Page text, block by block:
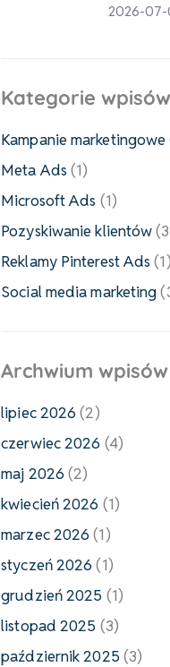
2026-
Kategorie wpisów
Kampanie marketingowe
Meta Ads(1)
Microsoft Ads (1)
Pozyskiwanie klientów
Reklamy Pinterest Ads(1)
Social media marketing
Archwium wpisów
lipiec 2026 (2)
czerwiec 2026 (4)
maj 2026 (2)
kwiecień 2026 (1)
marzec 2026 (1)
styczeń 2026 (1)
grudzień 2025 (1)
listopad 2025 (3)
październik 2025 (3)